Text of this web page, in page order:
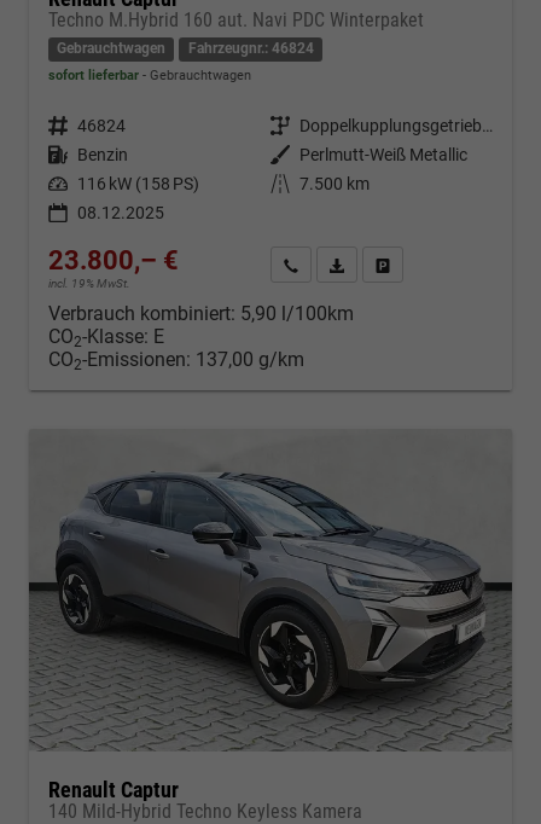
Techno M.Hybrid 160 aut. Navi PDC Winterpaket
Gebrauchtwagen Fahrzeugnr.: 46824
sofort lieferbar Gebrauchtwagen
Fahrzeugnr. 46824 Getriebe
Doppelkupplungsgetriebe (DSG)
Kraftstoff Benzin Außenfarbe
Perlmutt-Weiß Metallic
Leistung 116 kW (158 PS) Kilometerstand 7.500 km
08.12.2025
23.800,– €
incl. 19% MwSt.
Kontakt & Angebot anfordern
PDF-Datei, Fahrzeugexposé
Verbrauch kombiniert: 5,90 l/100km
CO2-Klasse: E
CO2-Emissionen: 137,00 g/km
Renault Captur
140 Mild-Hybrid Techno Keyless Kamera